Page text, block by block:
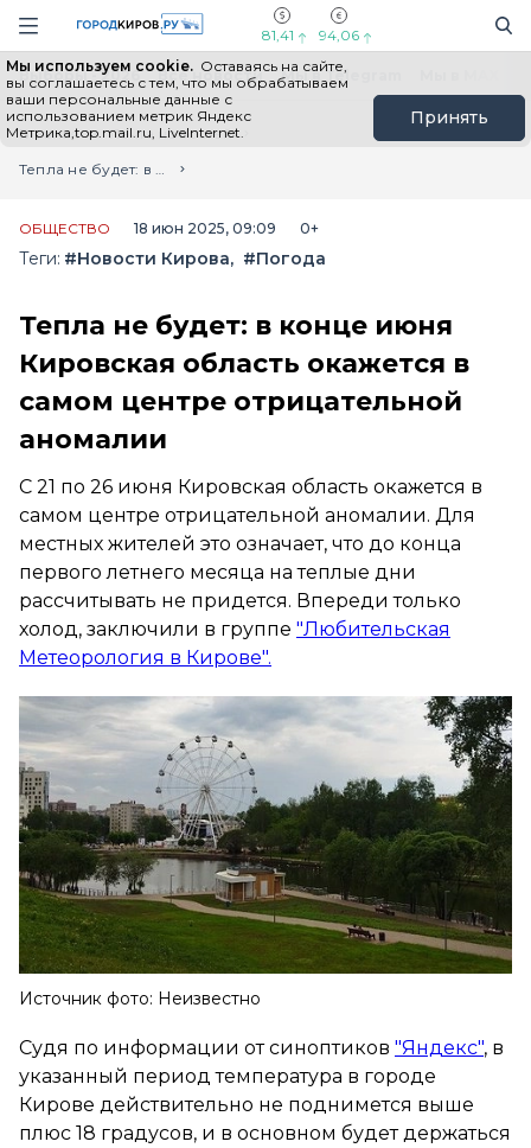
Навигация сайта
81,41 94,06
Мы используем cookie. Оставаясь на сайте,
вы соглашаетесь с тем, что мы обрабатываем
ваши персональные данные с
использованием метрик Яндекс
Метрика,top.mail.ru, LiveInternet.
Принять
Выборы - 2026 Все новости Мы в Telegram
Главная
Лента новостей
Тепла не будет: в конце июня Кировская область окажется в самом центре отрицательной аномалии
ОБЩЕСТВО 18 июн 2025, 09:09 0+
Теги: #Новости Кирова #Погода
Тепла не будет: в конце июня
Кировская область окажется в
самом центре отрицательной
аномалии
С 21 по 26 июня Кировская область окажется в
самом центре отрицательной аномалии. Для
местных жителей это означает, что до конца
первого летнего месяца на теплые дни
рассчитывать не придется. Впереди только
холод, заключили в группе "Любительская
Метеорология в Кирове".
Источник фото: Неизвестно
Судя по информации от синоптиков "Яндекс", в
указанный период температура в городе
Кирове действительно не поднимется выше
плюс 18 градусов, и в основном будет держаться